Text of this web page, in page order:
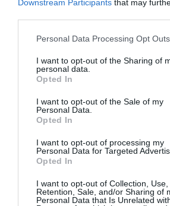
Downstream Participants that may
Personal Data Processing Opt Outs
I want to opt-out of the Sharing of
personal data.
Opted In
I want to opt-out of the Sale of my
Personal Data.
Opted In
I want to opt-out of processing my
Personal Data for Targeted
Opted In
I want to opt-out of Collection, Use,
Retention, Sale, and/or Sharing of
Personal Data that Is Unrelated
FEB.
corresponden al mercado español y
segmentados por competición,
marcas, categorías de producto y
aproximado de cada acuerdo. Si
intelligence@2playbook.com.
de forma gratuita
Mantente informado con las últimas